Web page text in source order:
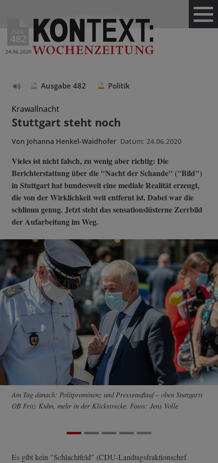
Ausg.
482
24.06.2020
vorlesen
Ausgabe 482 Politik
Krawallnacht
Stuttgart steht noch
Von Johanna Henkel-Waidhofer Datum: 24.06.2020
Vieles ist nicht falsch, zu wenig aber richtig: Die
Berichterstattung über die "Nacht der Schande" ("Bild")
in Stuttgart hat bundesweit eine mediale Realität erzeugt,
die von der Wirklichkeit weit entfernt ist. Dabei war die
schlimm genug. Jetzt steht das sensationslüsterne Zerrbild
der Aufarbeitung im Weg.
Am Tag danach: Politprominenz und Presseauflauf – oben Stuttgarts
OB Fritz Kuhn, mehr in der Klickstrecke. Fotos: Jens Volle
Es gibt kein "Schlachtfeld" (CDU-Landtagsfraktionschef